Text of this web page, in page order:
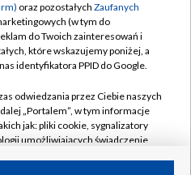
prywatności
zgody
oraz pozostałych Zaufanych
(w tym do
do Twoich zainteresowań i
które wskazujemy poniżej, a
identyfikatora PPID do Google.
odwiedzania przez Ciebie naszych
„Portalem”, w tym informacje
jak: pliki cookie, sygnalizatory
umożliwiających świadczenie